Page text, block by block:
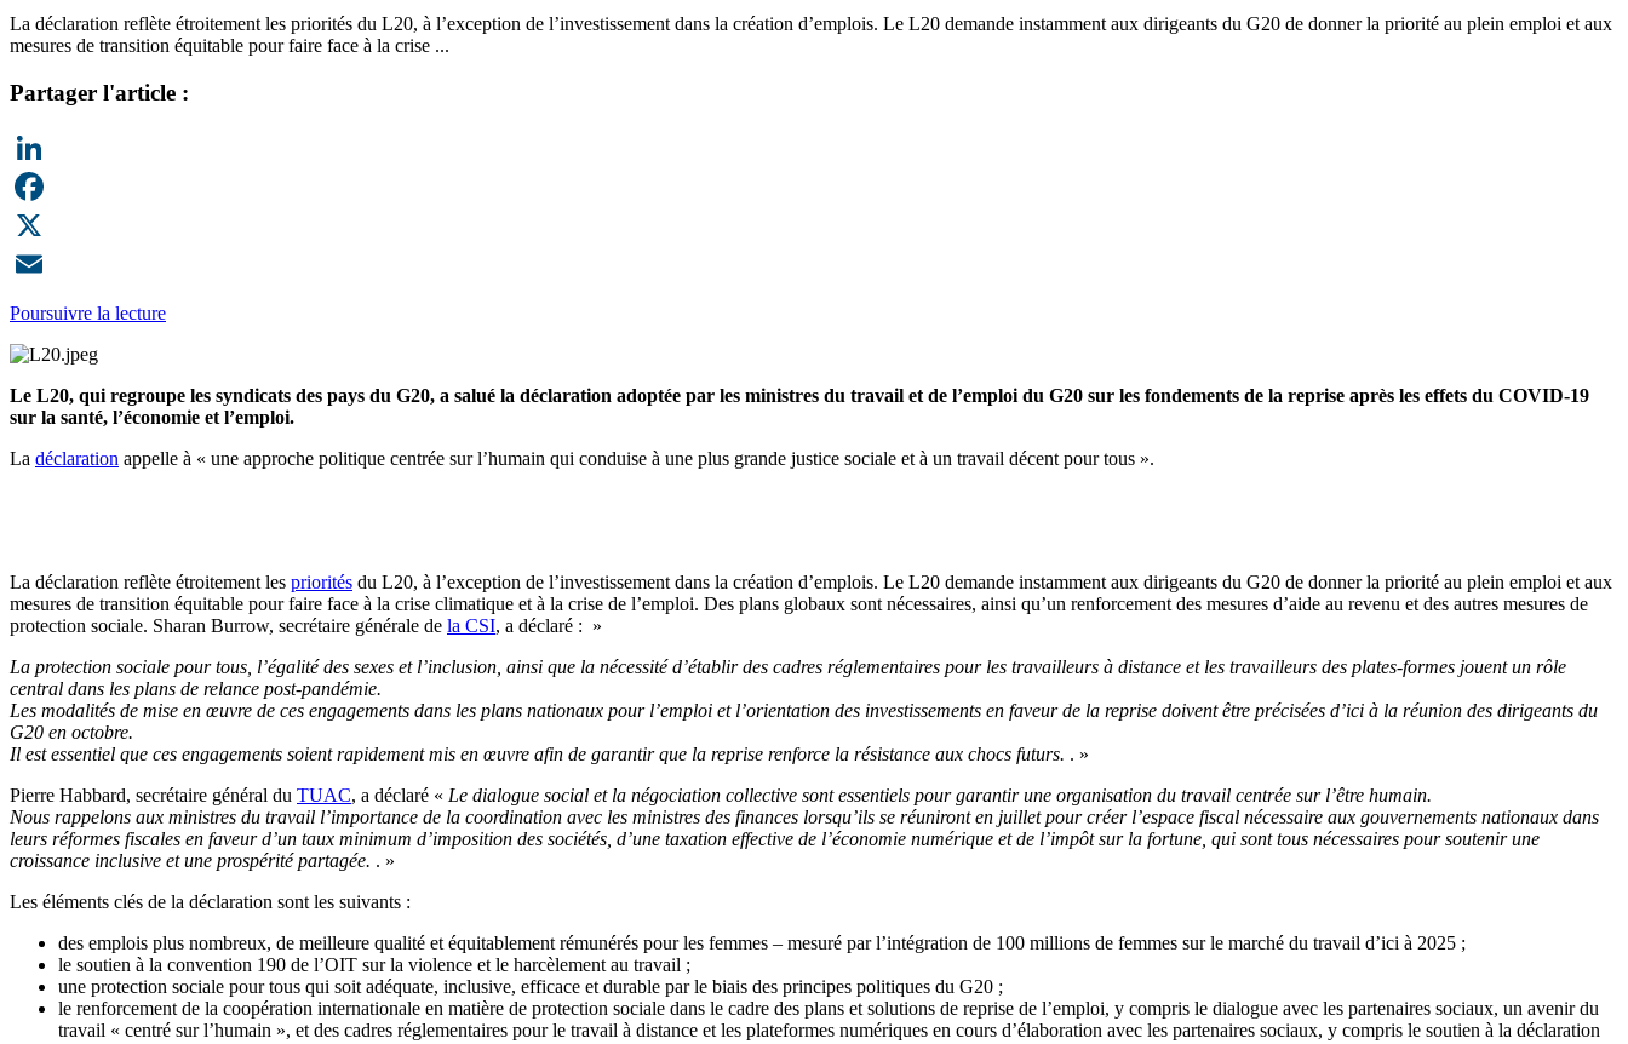
La déclaration reflète étroitement les priorités du L20, à l’exception de l’investissement dans la création d’emplois. Le L20 demande instamment aux dirigeants du G20 de donner la priorité au plein emploi et aux
mesures de transition équitable pour faire face à la crise ...
Partager l'article :
LinkedIn
Facebook
X
Email
Poursuivre la lecture
Le L20, qui regroupe les syndicats des pays du G20, a salué la déclaration adoptée par les ministres du travail et de l’emploi du G20 sur les fondements de la reprise après les effets du COVID-19
sur la santé, l’économie et l’emploi.
La déclaration appelle à « une approche politique centrée sur l’humain qui conduise à une plus grande justice sociale et à un travail décent pour tous ».
La déclaration reflète étroitement les priorités du L20, à l’exception de l’investissement dans la création d’emplois. Le L20 demande instamment aux dirigeants du G20 de donner la priorité au plein emploi et aux
mesures de transition équitable pour faire face à la crise climatique et à la crise de l’emploi. Des plans globaux sont nécessaires, ainsi qu’un renforcement des mesures d’aide au revenu et des autres mesures de
protection sociale. Sharan Burrow, secrétaire générale de la CSI, a déclaré : »
La protection sociale pour tous, l’égalité des sexes et l’inclusion, ainsi que la nécessité d’établir des cadres réglementaires pour les travailleurs à distance et les travailleurs des plates-formes jouent un rôle
central dans les plans de relance post-pandémie.
Les modalités de mise en œuvre de ces engagements dans les plans nationaux pour l’emploi et l’orientation des investissements en faveur de la reprise doivent être précisées d’ici à la réunion des dirigeants du
G20 en octobre.
Il est essentiel que ces engagements soient rapidement mis en œuvre afin de garantir que la reprise renforce la résistance aux chocs futurs. . »
Pierre Habbard, secrétaire général du TUAC, a déclaré « Le dialogue social et la négociation collective sont essentiels pour garantir une organisation du travail centrée sur l’être humain.
Nous rappelons aux ministres du travail l’importance de la coordination avec les ministres des finances lorsqu’ils se réuniront en juillet pour créer l’espace fiscal nécessaire aux gouvernements nationaux dans
leurs réformes fiscales en faveur d’un taux minimum d’imposition des sociétés, d’une taxation effective de l’économie numérique et de l’impôt sur la fortune, qui sont tous nécessaires pour soutenir une
croissance inclusive et une prospérité partagée. . »
Les éléments clés de la déclaration sont les suivants :
des emplois plus nombreux, de meilleure qualité et équitablement rémunérés pour les femmes – mesuré par l’intégration de 100 millions de femmes sur le marché du travail d’ici à 2025 ;
le soutien à la convention 190 de l’OIT sur la violence et le harcèlement au travail ;
une protection sociale pour tous qui soit adéquate, inclusive, efficace et durable par le biais des principes politiques du G20 ;
le renforcement de la coopération internationale en matière de protection sociale dans le cadre des plans et solutions de reprise de l’emploi, y compris le dialogue avec les partenaires sociaux, un avenir du
travail « centré sur l’humain », et des cadres réglementaires pour le travail à distance et les plateformes numériques en cours d’élaboration avec les partenaires sociaux, y compris le soutien à la déclaration